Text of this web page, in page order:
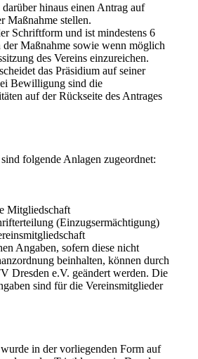
hinaus einen Antrag auf
Maßnahme stellen.
Schriftform und ist mindestens 6
Maßnahme sowie wenn möglich
des Vereins einzureichen.
das Präsidium auf seiner
Bewilligung sind die
auf der Rückseite des Antrages
folgende Anlagen zugeordnet:
Mitgliedschaft
(Einzugsermächtigung)
Angaben, sofern diese nicht
beinhalten, können durch
Dresden e.V. geändert werden. Die
sind für die Vereinsmitglieder
in der vorliegenden Form auf